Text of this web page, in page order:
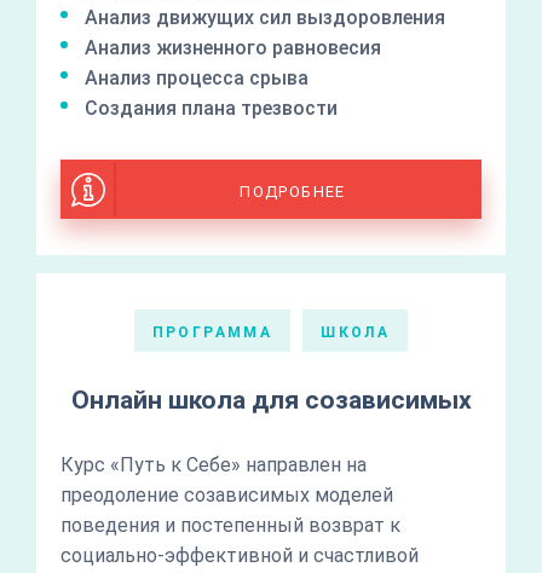
Анализ движущих сил выздоровления
Анализ жизненного равновесия
Анализ процесса срыва
Создания плана трезвости
ПОДРОБНЕЕ
ПРОГРАММА ШКОЛА
Онлайн школа для созависимых
Курс «Путь к Себе» направлен на
преодоление созависимых моделей
поведения и постепенный возврат к
социально-эффективной и счастливой